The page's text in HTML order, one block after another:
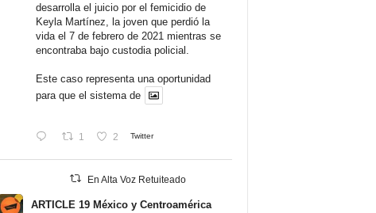
desarrolla el juicio por el femicidio de
Keyla Martínez, la joven que perdió la
vida el 7 de febrero de 2021 mientras se
encontraba bajo custodia policial.
Este caso representa una oportunidad
para que el sistema de
1 2 Twitter
En Alta Voz Retuiteado
ARTICLE 19 México y Centroamérica